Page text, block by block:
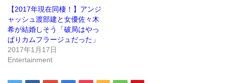
ま
す)
ウ
ィ
ン
ド
ウ
で
き
ま
す)
【2017年現在同棲！】アンジ
ャッシュ渡部建と女優佐々木
希が結婚しそう「破局はやっ
ぱりカムフラージュだった」
2017年1月17日
Entertainment